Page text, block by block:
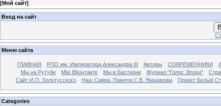
[Мой сайт]
Вход на сайт
Меню сайта
ГЛАВНАЯ РПО им. Императора Александра III Авторы СОВРЕМЕННИКИ
Мы на Рутубе
МЫ ВКонтакте Мы в Бастионе Журнал "Голос Эпохи"
Сайт И.П. Золотусского
Наш Савва. Памяти С.В. Ямщикова Проект Белый
Categories